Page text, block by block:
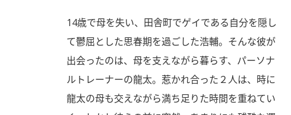
14歳で母を失い、田舎町でゲイである自分を隠し
て鬱屈とした思春期を過ごした浩輔。そんな彼が
出会ったのは、母を支えながら暮らす、パーソナ
ルトレーナーの龍太。惹かれ合った２人は、時に
龍太の母も交えながら満ち足りた時間を重ねてい